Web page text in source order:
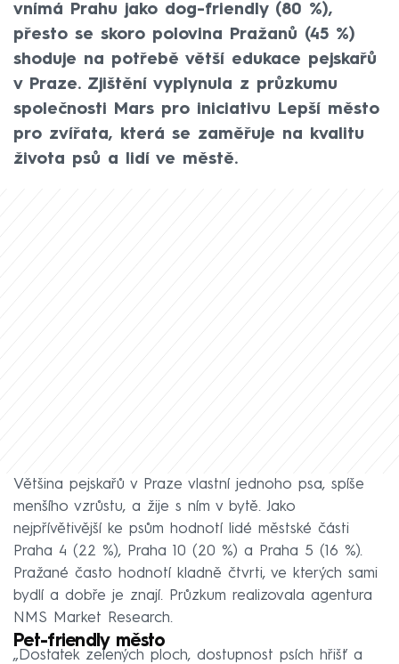
vnímá Prahu jako dog-friendly (80 %),
přesto se skoro polovina Pražanů (45 %)
shoduje na potřebě větší edukace pejskařů
v Praze. Zjištění vyplynula z průzkumu
společnosti Mars pro iniciativu Lepší město
pro zvířata, která se zaměřuje na kvalitu
života psů a lidí ve městě.
Většina pejskařů v Praze vlastní jednoho psa, spíše
menšího vzrůstu, a žije s ním v bytě. Jako
nejpřívětivější ke psům hodnotí lidé městské části
Praha 4 (22 %), Praha 10 (20 %) a Praha 5 (16 %).
Pražané často hodnotí kladně čtvrti, ve kterých sami
bydlí a dobře je znají. Průzkum realizovala agentura
NMS Market Research.
Pet-friendly město
„Dostatek zelených ploch, dostupnost psích hřišť a